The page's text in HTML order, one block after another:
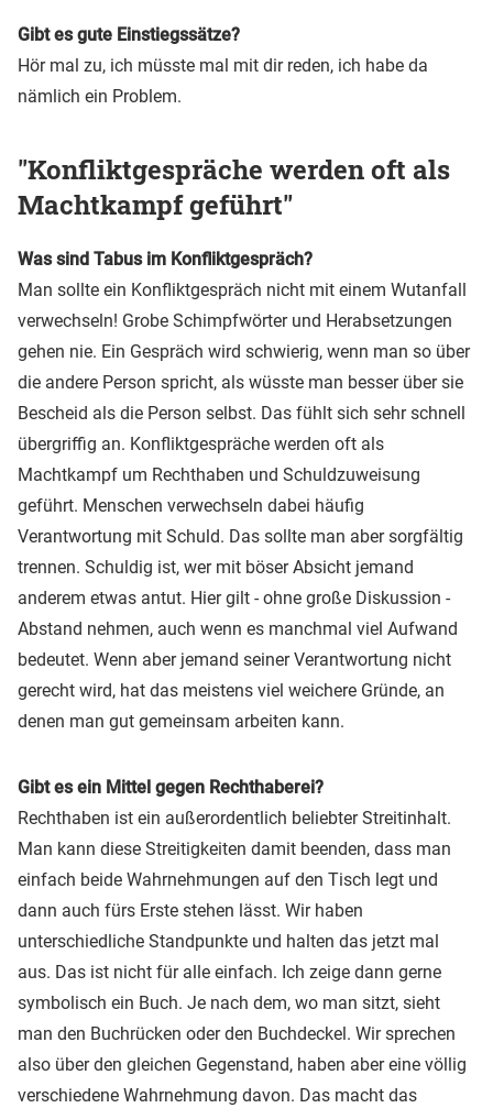
Gibt es gute Einstiegssätze?
Hör mal zu, ich müsste mal mit dir reden, ich habe da
nämlich ein Problem.
"Konfliktgespräche werden oft als
Machtkampf geführt"
Was sind Tabus im Konfliktgespräch?
Man sollte ein Konfliktgespräch nicht mit einem Wutanfall
verwechseln! Grobe Schimpfwörter und Herabsetzungen
gehen nie. Ein Gespräch wird schwierig, wenn man so über
die andere Person spricht, als wüsste man besser über sie
Bescheid als die Person selbst. Das fühlt sich sehr schnell
übergriffig an. Konfliktgespräche werden oft als
Machtkampf um Rechthaben und Schuldzuweisung
geführt. Menschen verwechseln dabei häufig
Verantwortung mit Schuld. Das sollte man aber sorgfältig
trennen. Schuldig ist, wer mit böser Absicht jemand
anderem etwas antut. Hier gilt - ohne große Diskussion -
Abstand nehmen, auch wenn es manchmal viel Aufwand
bedeutet. Wenn aber jemand seiner Verantwortung nicht
gerecht wird, hat das meistens viel weichere Gründe, an
denen man gut gemeinsam arbeiten kann.
Gibt es ein Mittel gegen Rechthaberei?
Rechthaben ist ein außerordentlich beliebter Streitinhalt.
Man kann diese Streitigkeiten damit beenden, dass man
einfach beide Wahrnehmungen auf den Tisch legt und
dann auch fürs Erste stehen lässt. Wir haben
unterschiedliche Standpunkte und halten das jetzt mal
aus. Das ist nicht für alle einfach. Ich zeige dann gerne
symbolisch ein Buch. Je nach dem, wo man sitzt, sieht
man den Buchrücken oder den Buchdeckel. Wir sprechen
also über den gleichen Gegenstand, haben aber eine völlig
verschiedene Wahrnehmung davon. Das macht das